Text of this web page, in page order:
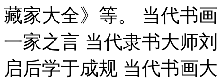
藏家大全》等。 当代书
一家之言 当代隶书大师
启后学于成规 当代书画